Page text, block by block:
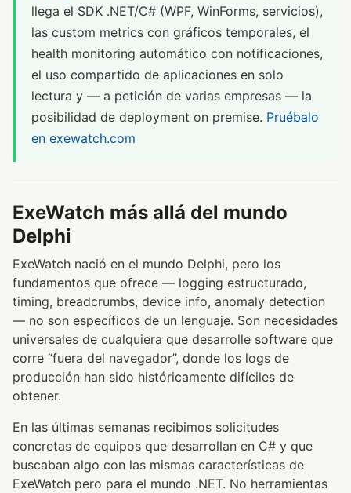
llega el SDK .NET/C# (WPF, WinForms, servicios),
las custom metrics con gráficos temporales, el
health monitoring automático con notificaciones,
el uso compartido de aplicaciones en solo
lectura y — a petición de varias empresas — la
posibilidad de deployment on premise. Pruébalo
en exewatch.com
ExeWatch más allá del mundo
Delphi
ExeWatch nació en el mundo Delphi, pero los
fundamentos que ofrece — logging estructurado,
timing, breadcrumbs, device info, anomaly detection
— no son específicos de un lenguaje. Son necesidades
universales de cualquiera que desarrolle software que
corre “fuera del navegador”, donde los logs de
producción han sido históricamente difíciles de
obtener.
En las últimas semanas recibimos solicitudes
concretas de equipos que desarrollan en C# y que
buscaban algo con las mismas características de
ExeWatch pero para el mundo .NET. No herramientas